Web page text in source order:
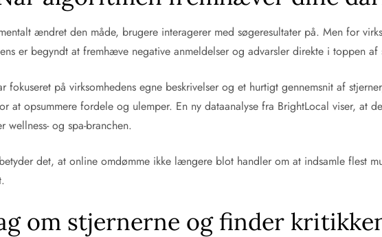
ændret den måde, brugere interagerer med søgeresultater på. Men for
er begyndt at fremhæve negative anmeldelser og advarsler direkte i toppen af
på virksomhedens egne beskrivelser og et hurtigt gennemsnit af
at opsummere fordele og ulemper. En ny dataanalyse fra BrightLocal viser, at
og spa-branchen.
det, at online omdømme ikke længere blot handler om at indsamle flest
om stjernerne og finder